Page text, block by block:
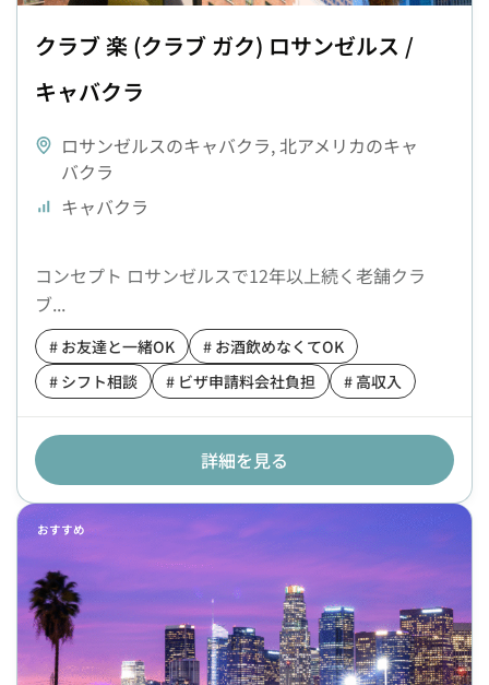
クラブ 楽 (クラブ ガク) ロサンゼルス /
キャバクラ
ロサンゼルスのキャバクラ,北アメリカのキャ
バクラ
キャバクラ
コンセプト ロサンゼルスで12年以上続く老舗クラ
ブ...
# お友達と一緒OK
# お酒飲めなくてOK
# シフト相談
# ビザ申請料会社負担 # 高収入
詳細を見る
おすすめ